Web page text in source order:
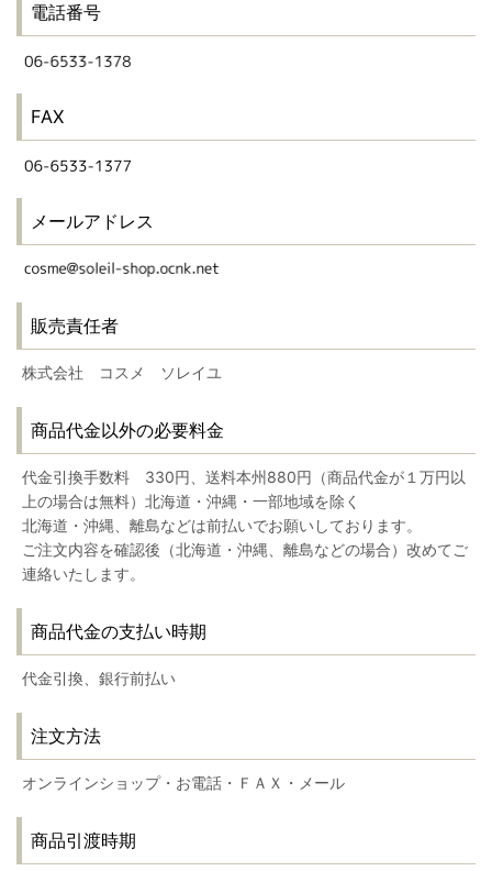
電話番号
FAX
メールアドレス
販売責任者
株式会社 コスメ ソレイユ
商品代金以外の必要料金
代金引換手数料 330円、送料本州880円（商品代金が１万円以
上の場合は無料）北海道・沖縄・一部地域を除く
北海道・沖縄、離島などは前払いでお願いしております。
ご注文内容を確認後（北海道・沖縄、離島などの場合）改めてご
連絡いたします。
商品代金の支払い時期
代金引換、銀行前払い
注文方法
オンラインショップ・お電話・ＦＡＸ・メール
商品引渡時期